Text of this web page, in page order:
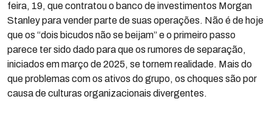
feira, 19, que contratou o banco de investimentos Morgan
Stanley para vender parte de suas operações. Não é de hoje
que os “dois bicudos não se beijam” e o primeiro passo
parece ter sido dado para que os rumores de separação,
iniciados em março de 2025, se tornem realidade. Mais do
que problemas com os ativos do grupo, os choques são por
causa de culturas organizacionais divergentes.